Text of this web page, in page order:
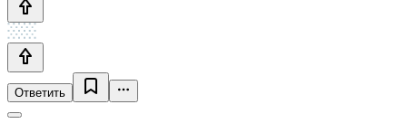
Ответить